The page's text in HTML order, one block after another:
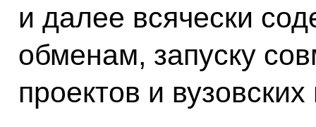
и далее всячески
обменам, запуску
проектов и